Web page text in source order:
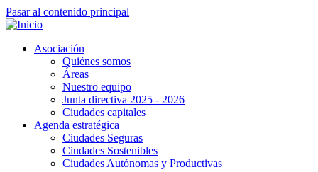
Pasar al contenido principal
Asociación
Quiénes somos
Áreas
Nuestro equipo
Junta directiva 2025 - 2026
Ciudades capitales
Agenda estratégica
Ciudades Seguras
Ciudades Sostenibles
Ciudades Autónomas y Productivas